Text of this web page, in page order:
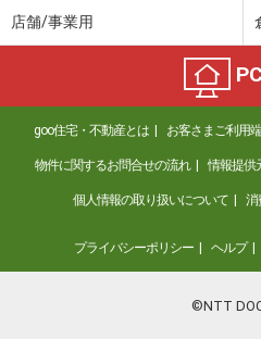
店舗/事業用
goo住宅・不動産とは お客さまご利用
物件に関するお問合せの流れ 情報提供
個人情報の取り扱いについて 消
プライバシーポリシー ヘルプ
©NTT